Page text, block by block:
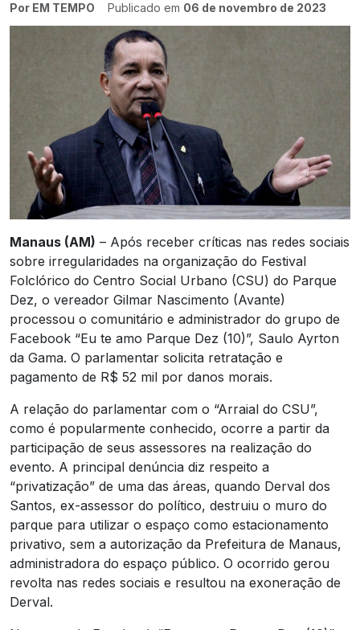
Por EM TEMPO Publicado em 06 de novembro de 2023
Manaus (AM) – Após receber críticas nas redes sociais
sobre irregularidades na organização do Festival
Folclórico do Centro Social Urbano (CSU) do Parque
Dez, o vereador Gilmar Nascimento (Avante)
processou o comunitário e administrador do grupo de
Facebook “Eu te amo Parque Dez (10)”, Saulo Ayrton
da Gama. O parlamentar solicita retratação e
pagamento de R$ 52 mil por danos morais.
A relação do parlamentar com o “Arraial do CSU”,
como é popularmente conhecido, ocorre a partir da
participação de seus assessores na realização do
evento. A principal denúncia diz respeito a
“privatização” de uma das áreas, quando Derval dos
Santos, ex-assessor do político, destruiu o muro do
parque para utilizar o espaço como estacionamento
privativo, sem a autorização da Prefeitura de Manaus,
administradora do espaço público. O ocorrido gerou
revolta nas redes sociais e resultou na exoneração de
Derval.